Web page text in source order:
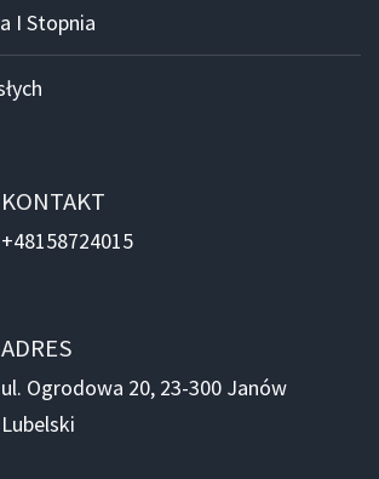
I Stopnia
KONTAKT
+48158724015
ADRES
ul. Ogrodowa 20, 23-300 Janów
Lubelski